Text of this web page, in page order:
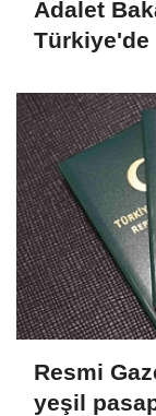
Adalet
Türkiye'de
Resmi
yeşil